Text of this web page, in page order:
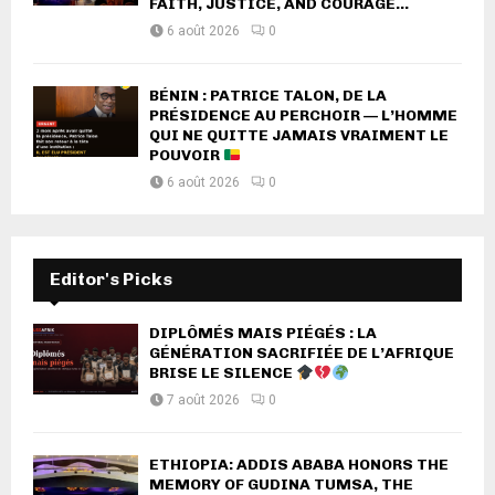
FAITH, JUSTICE, AND COURAGE...
6 août 2026 0
BÉNIN : PATRICE TALON, DE LA
PRÉSIDENCE AU PERCHOIR — L’HOMME
QUI NE QUITTE JAMAIS VRAIMENT LE
POUVOIR
6 août 2026 0
Editor's Picks
DIPLÔMÉS MAIS PIÉGÉS : LA
GÉNÉRATION SACRIFIÉE DE L’AFRIQUE
BRISE LE SILENCE
7 août 2026 0
ETHIOPIA: ADDIS ABABA HONORS THE
MEMORY OF GUDINA TUMSA, THE